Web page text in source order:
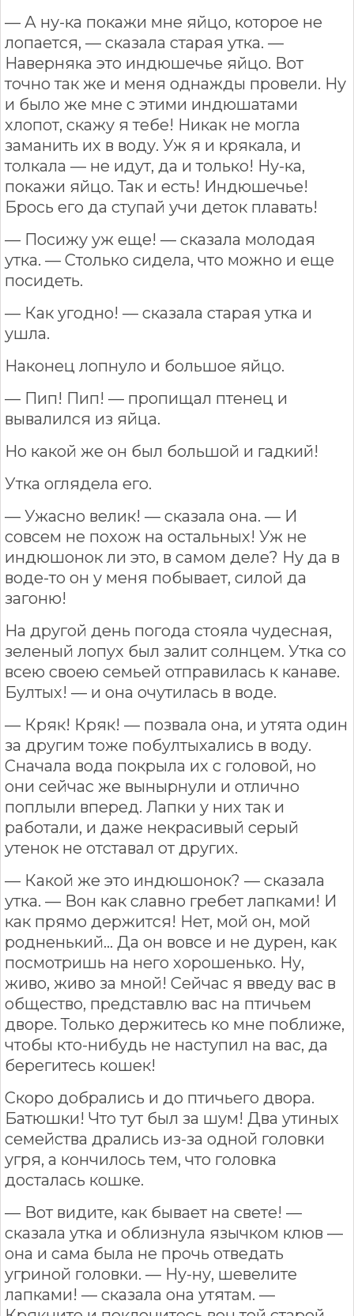
— А ну-ка покажи мне яйцо, которое не
лопается, — сказала старая утка. —
Наверняка это индюшечье яйцо. Вот
точно так же и меня однажды провели. Ну
и было же мне с этими индюшатами
хлопот, скажу я тебе! Никак не могла
заманить их в воду. Уж я и крякала, и
толкала — не идут, да и только! Ну-ка,
покажи яйцо. Так и есть! Индюшечье!
Брось его да ступай учи деток плавать!
— Посижу уж еще! — сказала молодая
утка. — Столько сидела, что можно и еще
посидеть.
— Как угодно! — сказала старая утка и
ушла.
Наконец лопнуло и большое яйцо.
— Пип! Пип! — пропищал птенец и
вывалился из яйца.
Но какой же он был большой и гадкий!
Утка оглядела его.
— Ужасно велик! — сказала она. — И
совсем не похож на остальных! Уж не
индюшонок ли это, в самом деле? Ну да в
воде-то он у меня побывает, силой да
загоню!
На другой день погода стояла чудесная,
зеленый лопух был залит солнцем. Утка со
всею своею семьей отправилась к канаве.
Бултых! — и она очутилась в воде.
— Кряк! Кряк! — позвала она, и утята один
за другим тоже побултыхались в воду.
Сначала вода покрыла их с головой, но
они сейчас же вынырнули и отлично
поплыли вперед. Лапки у них так и
работали, и даже некрасивый серый
утенок не отставал от других.
— Какой же это индюшонок? — сказала
утка. — Вон как славно гребет лапками! И
как прямо держится! Нет, мой он, мой
родненький... Да он вовсе и не дурен, как
посмотришь на него хорошенько. Ну,
живо, живо за мной! Сейчас я введу вас в
общество, представлю вас на птичьем
дворе. Только держитесь ко мне поближе,
чтобы кто-нибудь не наступил на вас, да
берегитесь кошек!
Скоро добрались и до птичьего двора.
Батюшки! Что тут был за шум! Два утиных
семейства дрались из-за одной головки
угря, а кончилось тем, что головка
досталась кошке.
— Вот видите, как бывает на свете! —
сказала утка и облизнула язычком клюв —
она и сама была не прочь отведать
угриной головки. — Ну-ну, шевелите
лапками! — сказала она утятам. —